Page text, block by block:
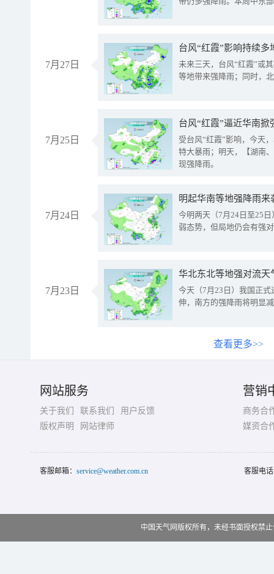
7月27日
台风“红霞”影响持续
未来三天，台风“红霞”或
等地带来强降雨；同时，
7月25日
台风“红霞”逼近华南
受台风“红霞”影响，今天
特大暴雨；明天，【湖南
现强降雨。
7月24日
明起华南等地强降雨
今明两天（7月24日至25
弱态势，但局地仍会有强
7月23日
华北东北等地强对流天
今天（7月23日）我国正
伸，南方的强降雨将明显
查看更多>>
网站服务
关于我们 联系我们
用户反馈
版权声明
网站律师
营销
商务合
媒资合
客服邮箱： service@weather.com.cn 客服电
中国天气网版权所有，未经书面授权